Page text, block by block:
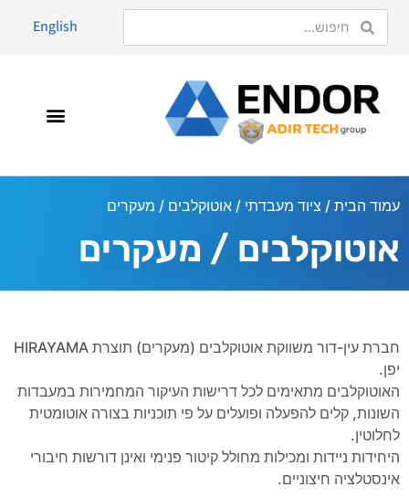
English
עמוד הבית / ציוד מעבדתי / אוטוקלבים / מעקרים
אוטוקלבים / מעקרים
חברת עין-דור משווקת אוטוקלבים (מעקרים) תוצרת HIRAYAMA
יפן.
האוטוקלבים מתאימים לכל דרישות העיקור המחמירות במעבדות
השונות, קלים להפעלה ופועלים על פי תוכניות בצורה אוטומטית
לחלוטין.
היחידות ניידות ומכילות מחולל קיטור פנימי ואינן דורשות חיבורי
אינסטלציה חיצוניים.